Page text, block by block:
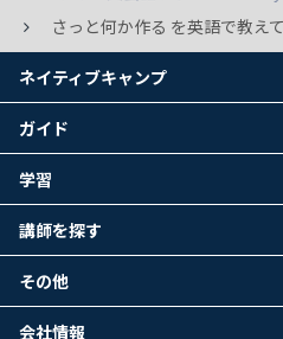
さっと何か作る を英語で教え
ネイティブキャンプ
ガイド
学習
講師を探す
その他
会社情報